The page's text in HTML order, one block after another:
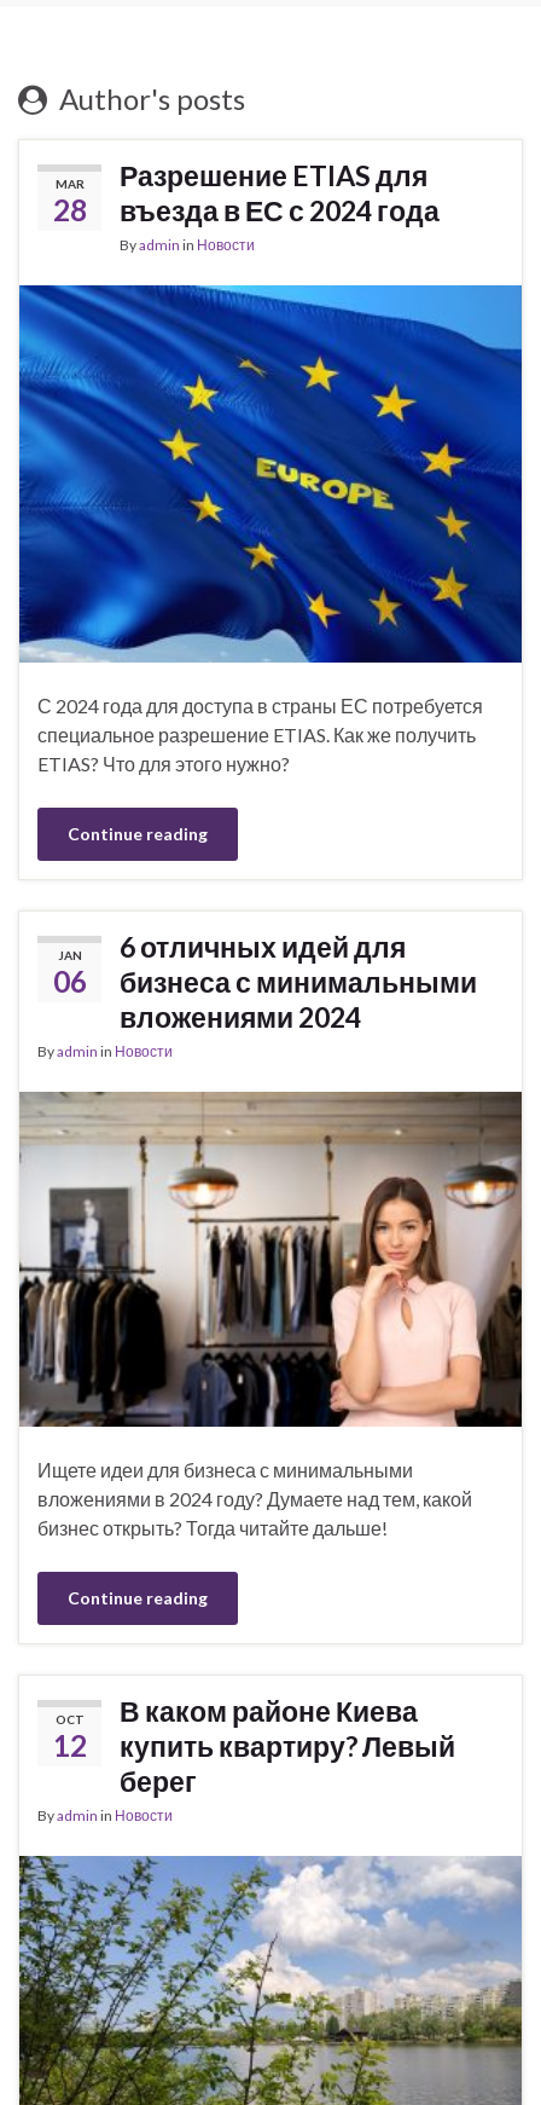
Author's posts
MAR
28
Разрешение ETIAS для
въезда в ЕС с 2024 года
Byadmin in Новости
С 2024 года для доступа в страны ЕС потребуется
специальное разрешение ETIAS. Как же получить
ETIAS? Что для этого нужно?
Continue reading
JAN
06
6 отличных идей для
бизнеса с минимальными
вложениями 2024
Byadmin in Новости
Ищете идеи для бизнеса с минимальными
вложениями в 2024 году? Думаете над тем, какой
бизнес открыть? Тогда читайте дальше!
Continue reading
OCT
12
В каком районе Киева
купить квартиру? Левый
берег
Byadmin in Новости